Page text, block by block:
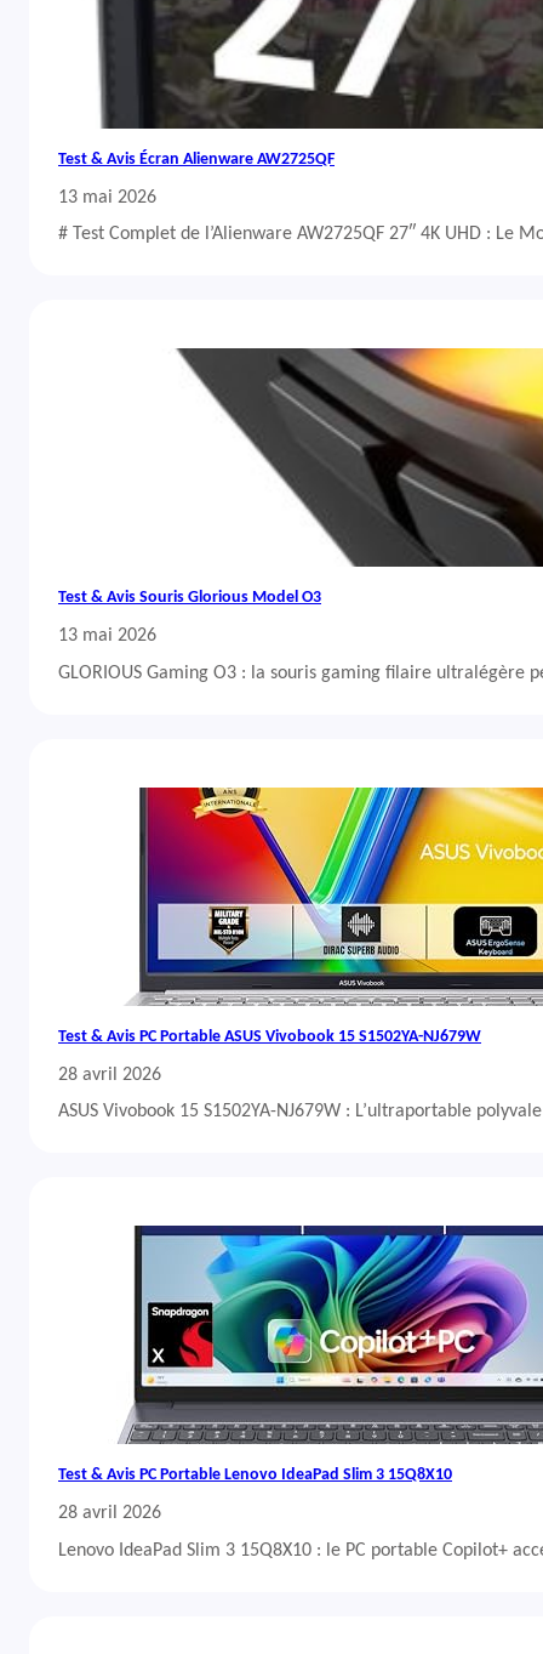
Test & Avis Écran Alienware AW2725QF
13 mai 2026
# Test Complet de l’Alienware AW2725QF 27″ 4K UHD : Le
Test & Avis Souris Glorious Model O3
13 mai 2026
GLORIOUS Gaming O3 : la souris gaming filaire ultralégère
Test & Avis PC Portable ASUS Vivobook 15 S1502YA-NJ679W
28 avril 2026
ASUS Vivobook 15 S1502YA-NJ679W : L’ultraportable
Test & Avis PC Portable Lenovo IdeaPad Slim 3 15Q8X10
28 avril 2026
Lenovo IdeaPad Slim 3 15Q8X10 : le PC portable Copilot+